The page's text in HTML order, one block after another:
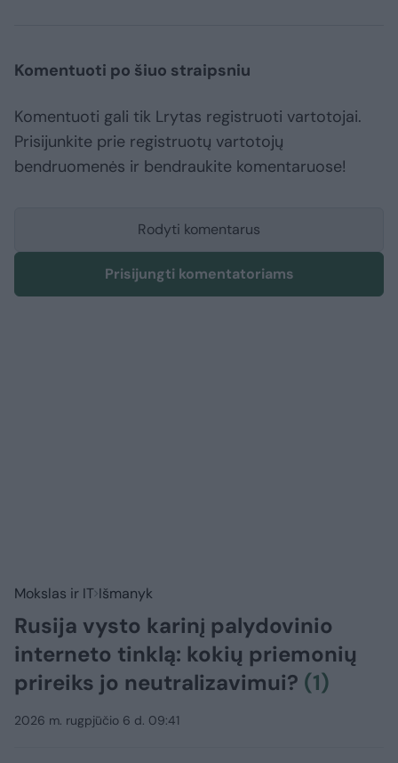
Komentuoti po šiuo straipsniu
Komentuoti gali tik Lrytas registruoti vartotojai.
Prisijunkite prie registruotų vartotojų
bendruomenės ir bendraukite komentaruose!
Rodyti komentarus
Prisijungti komentatoriams
Mokslas ir IT Išmanyk
Rusija vysto karinį palydovinio
interneto tinklą: kokių priemonių
prireiks jo neutralizavimui? (1)
2026 m. rugpjūčio 6 d. 09:41